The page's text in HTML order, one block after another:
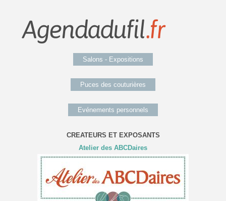
Salons - Expositions
Puces des couturières
Evénements personnels
CREATEURS ET EXPOSANTS
Atelier des ABCDaires